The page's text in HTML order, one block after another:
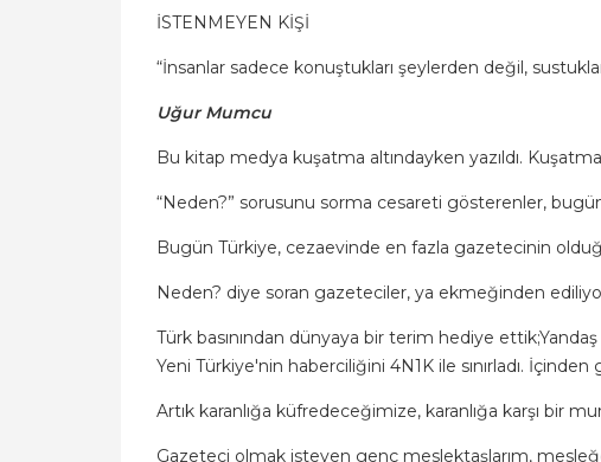
İSTENMEYEN KİŞİ
“İnsanlar sadece konuştukları şeylerden değil,
Uğur Mumcu
Bu kitap medya kuşatma altındayken yazıldı.
“Neden?” sorusunu sorma cesareti gösterenler,
Bugün Türkiye, cezaevinde en fazla gazetecinin
Neden? diye soran gazeteciler, ya ekmeğinden
Türk basınından dünyaya bir terim hediye ettik;
Yeni Türkiye'nin haberciliğini 4N1K ile sınırladı.
Artık karanlığa küfredeceğimize, karanlığa karşı bir
Gazeteci olmak isteyen genç meslektaşlarım,